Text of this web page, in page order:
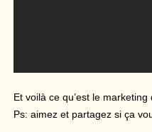
Et voilà ce qu’est le marketing
Ps: aimez et partagez si ça